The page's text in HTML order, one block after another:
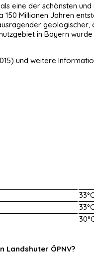
eine der schönsten
Millionen Jahren
in Bayern
und weitere
Landshuter ÖPNV?